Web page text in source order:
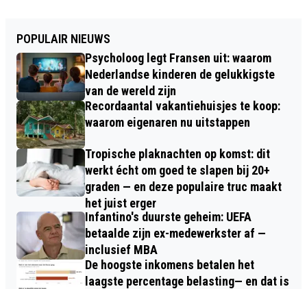
POPULAIR NIEUWS
Psycholoog legt Fransen uit: waarom
Nederlandse kinderen de gelukkigste
van de wereld zijn
Recordaantal vakantiehuisjes te koop:
waarom eigenaren nu uitstappen
Tropische plaknachten op komst: dit
werkt écht om goed te slapen bij 20+
graden — en deze populaire truc maakt
het juist erger
Infantino's duurste geheim: UEFA
betaalde zijn ex-medewerkster af —
inclusief MBA
De hoogste inkomens betalen het
laagste percentage belasting— en dat is